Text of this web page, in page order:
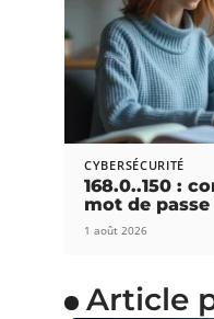
CYBERSÉCURITÉ
168.0..150 :
mot de
1 août 2026
Article